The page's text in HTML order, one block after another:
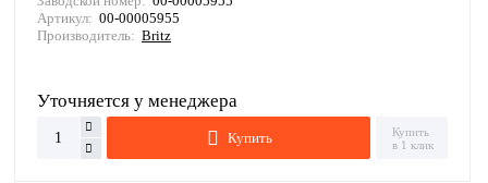
Артикул: 00-00005955
Производитель: Britz
Уточняется у менеджера
Купить
Купить
в 1 клик